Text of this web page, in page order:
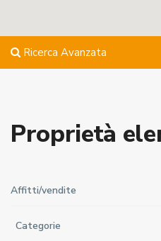
Ricerca Avanzata
Proprietà
Affitti/vendite
Categorie